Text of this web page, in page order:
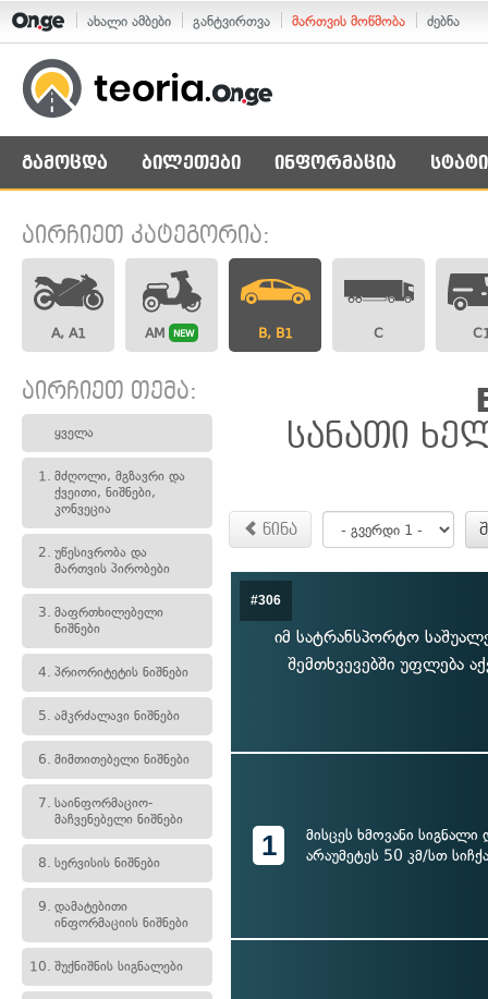
ახალი ამბები განტვირთვა მართვის მოწმობა ძებნა
გამოცდა ბილეთები ინფორმაცია
აირჩიეთ კატეგორია:
A, A1 AM NEW B, B1 C
აირჩიეთ თემა:
ყველა
1. მძღოლი, მგზავრი და
ქვეითი, ნიშნები,
კონვეცია
2. უწესივრობა და
მართვის პირობები
3. მაფრთხილებელი
ნიშნები
4. პრიორიტეტის ნიშნები
5. ამკრძალავი ნიშნები
6. მიმთითებელი ნიშნები
7. საინფორმაციო-
მაჩვენებელი ნიშნები
8. სერვისის ნიშნები
9. დამატებითი
ინფორმაციის ნიშნები
10. შუქნიშნის სიგნალები
სანათი
წინა
#306
იმ სატრანსპორტო
შემთხვევებში უფლება
1
მისცეს ხმოვანი
არაუმეტეს 50 კმ/სთ